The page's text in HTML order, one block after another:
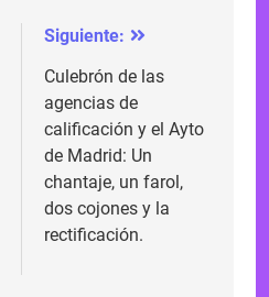
Siguiente:
Culebrón de las
agencias de
calificación y el Ayto
de Madrid: Un
chantaje, un farol,
dos cojones y la
rectificación.